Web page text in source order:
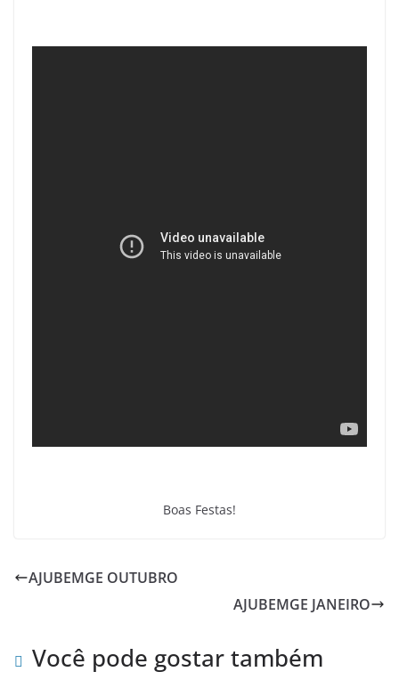
Boas Festas!
AJUBEMGE OUTUBRO
AJUBEMGE JANEIRO
Você pode gostar também